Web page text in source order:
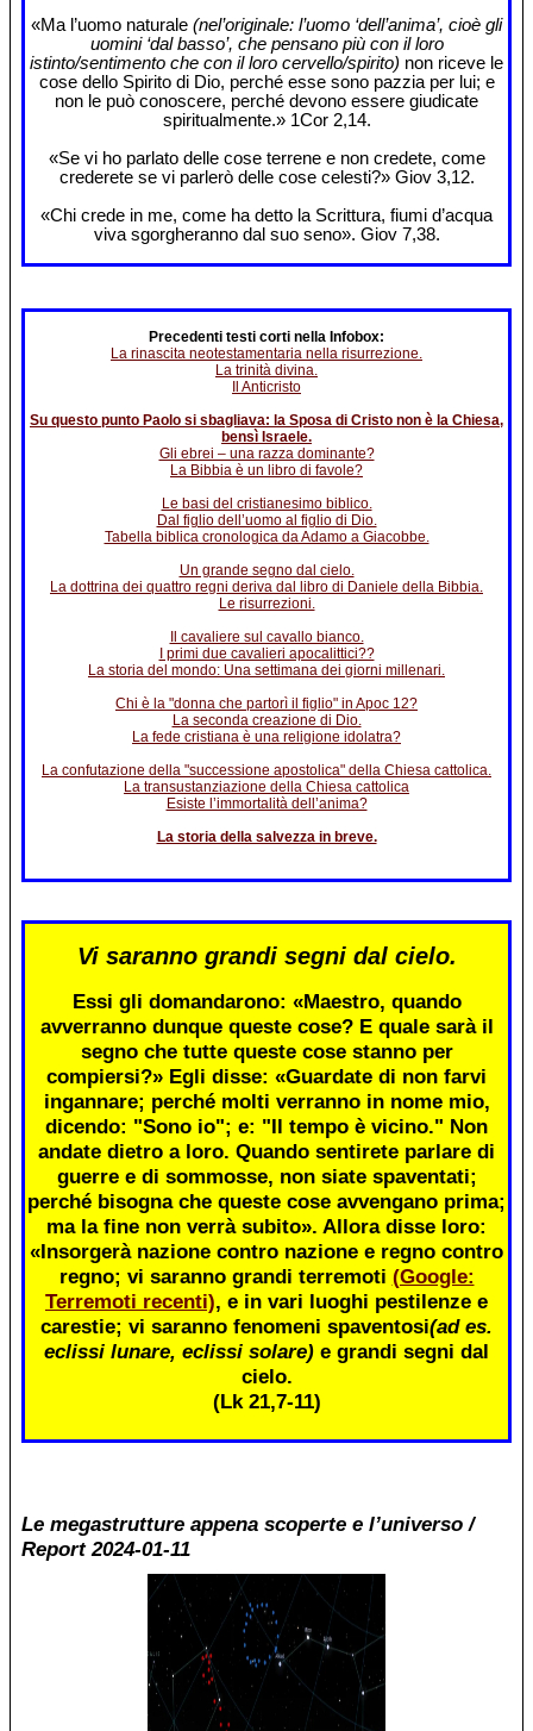
«Ma l’uomo naturale (nel’originale: l’uomo ‘dell’anima’, cioè gli
uomini ‘dal basso’, che pensano più con il loro
istinto/sentimento che con il loro cervello/spirito) non riceve le
cose dello Spirito di Dio, perché esse sono pazzia per lui; e
non le può conoscere, perché devono essere giudicate
spiritualmente.» 1Cor 2,14.
«Se vi ho parlato delle cose terrene e non credete, come
crederete se vi parlerò delle cose celesti?» Giov 3,12.
«Chi crede in me, come ha detto la Scrittura, fiumi d’acqua
viva sgorgheranno dal suo seno». Giov 7,38.
Precedenti testi corti nella Infobox:
La rinascita neotestamentaria nella risurrezione.
La trinità divina.
Il Anticristo
Su questo punto Paolo si sbagliava: la Sposa di Cristo non è la Chiesa,
bensì Israele.
Gli ebrei – una razza dominante?
La Bibbia è un libro di favole?
Le basi del cristianesimo biblico.
Dal figlio dell’uomo al figlio di Dio.
Tabella biblica cronologica da Adamo a Giacobbe.
Un grande segno dal cielo.
La dottrina dei quattro regni deriva dal libro di Daniele della Bibbia.
Le risurrezioni.
Il cavaliere sul cavallo bianco.
I primi due cavalieri apocalittici??
La storia del mondo: Una settimana dei giorni millenari.
Chi è la "donna che partorì il figlio" in Apoc 12?
La seconda creazione di Dio.
La fede cristiana è una religione idolatra?
La confutazione della "successione apostolica" della Chiesa cattolica.
La transustanziazione della Chiesa cattolica
Esiste l’immortalità dell’anima?
La storia della salvezza in breve.
Vi saranno grandi segni dal cielo.
Essi gli domandarono: «Maestro, quando
avverranno dunque queste cose? E quale sarà il
segno che tutte queste cose stanno per
compiersi?» Egli disse: «Guardate di non farvi
ingannare; perché molti verranno in nome mio,
dicendo: "Sono io"; e: "Il tempo è vicino." Non
andate dietro a loro. Quando sentirete parlare di
guerre e di sommosse, non siate spaventati;
perché bisogna che queste cose avvengano prima;
ma la fine non verrà subito». Allora disse loro:
«Insorgerà nazione contro nazione e regno contro
regno; vi saranno grandi terremoti (Google:
Terremoti recenti), e in vari luoghi pestilenze e
carestie; vi saranno fenomeni spaventosi(ad es.
eclissi lunare, eclissi solare) e grandi segni dal
cielo.
(Lk 21,7-11)
Le megastrutture appena scoperte e l’universo /
Report 2024-01-11